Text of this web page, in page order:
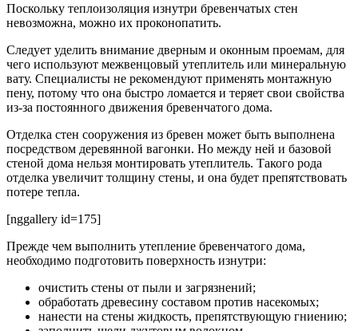
Поскольку теплоизоляция изнутри бревенчатых стен
невозможна, можно их проконопатить.
Следует уделить внимание дверным и оконным проемам, для
чего используют межвенцовый утеплитель или минеральную
вату. Специалисты не рекомендуют применять монтажную
пену, потому что она быстро ломается и теряет свои свойства
из-за постоянного движения бревенчатого дома.
Отделка стен сооружения из бревен может быть выполнена
посредством деревянной вагонки. Но между ней и базовой
стеной дома нельзя монтировать утеплитель. Такого рода
отделка увеличит толщину стены, и она будет препятствовать
потере тепла.
[nggallery id=175]
Прежде чем выполнить утепление бревенчатого дома,
необходимо подготовить поверхность изнутри:
очистить стены от пыли и загрязнений;
обработать древесину составом против насекомых;
нанести на стены жидкость, препятствующую гниению;